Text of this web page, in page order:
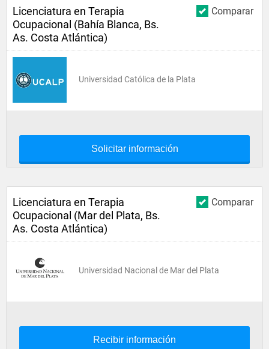
Comparar
Licenciatura en Terapia
Ocupacional (Bahía Blanca, Bs.
As. Costa Atlántica)
Universidad Católica de la Plata
Solicitar información
Comparar
Licenciatura en Terapia
Ocupacional (Mar del Plata, Bs.
As. Costa Atlántica)
Universidad Nacional de Mar del Plata
Recibir información